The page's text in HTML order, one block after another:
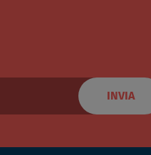
INVIA